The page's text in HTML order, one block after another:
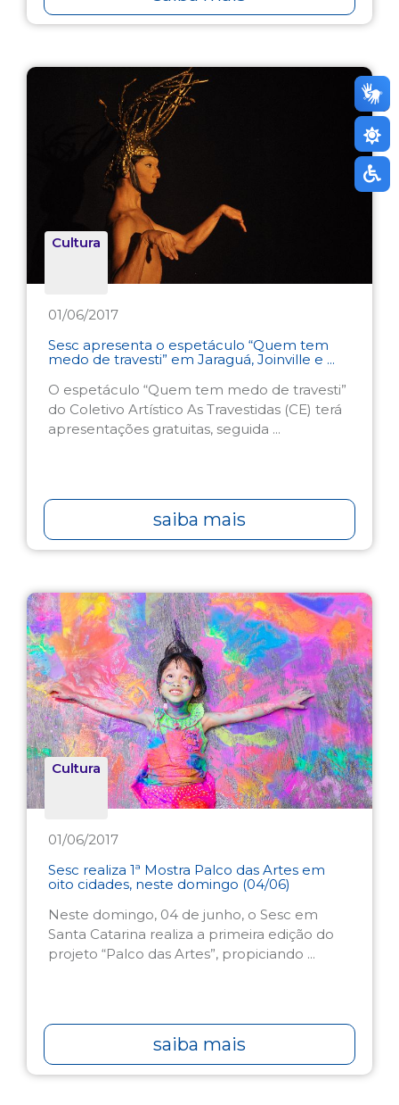
Cultura
01/06/2017
Sesc apresenta o espetáculo “Quem tem
medo de travesti” em Jaraguá, Joinville e ...
O espetáculo “Quem tem medo de travesti”
do Coletivo Artístico As Travestidas (CE) terá
apresentações gratuitas, seguida ...
saiba mais
Cultura
01/06/2017
Sesc realiza 1ª Mostra Palco das Artes em
oito cidades, neste domingo (04/06)
Neste domingo, 04 de junho, o Sesc em
Santa Catarina realiza a primeira edição do
projeto “Palco das Artes”, propiciando ...
saiba mais